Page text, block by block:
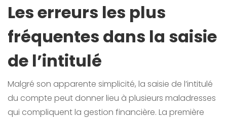
Les erreurs les plus
fréquentes dans la saisie
de l’intitulé
Malgré son apparente simplicité, la saisie de l’intitulé
du compte peut donner lieu à plusieurs maladresses
qui compliquent la gestion financière. La première